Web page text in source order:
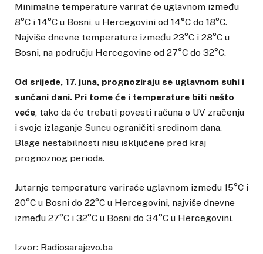
Minimalne temperature varirat će uglavnom između
8°C i 14°C u Bosni, u Hercegovini od 14°C do 18°C.
Najviše dnevne temperature između 23°C i 28°C u
Bosni, na području Hercegovine od 27°C do 32°C.
Od srijede, 17. juna, prognoziraju se uglavnom suhi i
sunčani dani. Pri tome će i temperature biti nešto
veće , tako da će trebati povesti računa o UV zračenju
i svoje izlaganje Suncu ograničiti sredinom dana.
Blage nestabilnosti nisu isključene pred kraj
prognoznog perioda.
Jutarnje temperature variraće uglavnom između 15°C i
20°C u Bosni do 22°C u Hercegovini, najviše dnevne
između 27°C i 32°C u Bosni do 34°C u Hercegovini.
Izvor: Radiosarajevo.ba